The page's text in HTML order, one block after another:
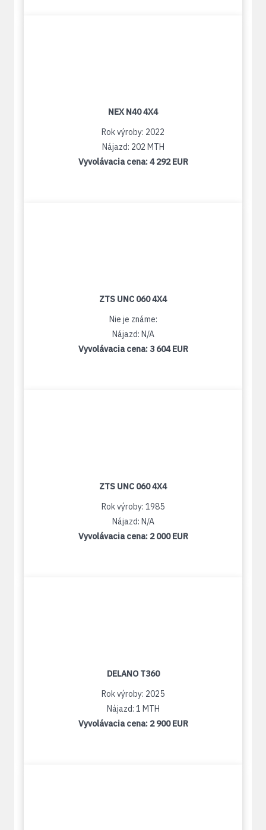
NEX N40 4X4
Rok výroby: 2022
Nájazd: 202 MTH
Vyvolávacia cena:4 292 EUR
ZTS UNC 060 4X4
Nie je známe:
Nájazd: N/A
Vyvolávacia cena: 3 604 EUR
ZTS UNC 060 4X4
Rok výroby: 1985
Nájazd: N/A
Vyvolávacia cena: 2 000 EUR
DELANO T360
Rok výroby: 2025
Nájazd: 1 MTH
Vyvolávacia cena: 2 900 EUR